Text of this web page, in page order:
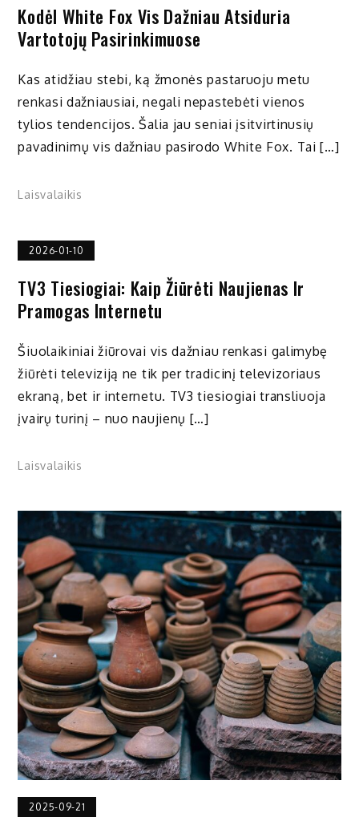
Kodėl White Fox Vis Dažniau Atsiduria
Vartotojų Pasirinkimuose
Kas atidžiau stebi, ką žmonės pastaruoju metu
renkasi dažniausiai, negali nepastebėti vienos
tylios tendencijos. Šalia jau seniai įsitvirtinusių
pavadinimų vis dažniau pasirodo White Fox. Tai […]
Laisvalaikis
2026-01-10
TV3 Tiesiogiai: Kaip Žiūrėti Naujienas Ir
Pramogas Internetu
Šiuolaikiniai žiūrovai vis dažniau renkasi galimybę
žiūrėti televiziją ne tik per tradicinį televizoriaus
ekraną, bet ir internetu. TV3 tiesiogiai transliuoja
įvairų turinį – nuo naujienų […]
Laisvalaikis
2025-09-21